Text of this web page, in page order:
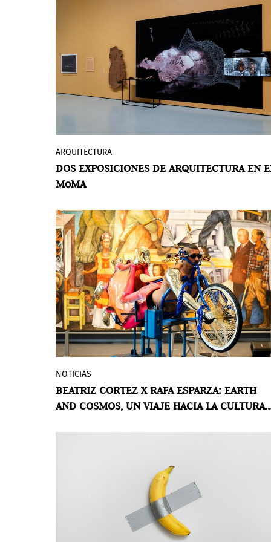
primera vez en la exposiciónUNDER THE
SUN, OVER THE EARTH
en CENTRAL FINE,
mostrando una vibrante exploración del
color y su resonancia emocional.
El Museo de Arte Moderno (MoMA)
presenta dos exposiciones que exploran
la relación evolutiva entre la arquitectura
tecnológicos. Estas exposiciones,Down to
Earth(Con los pies en la tierra) yThe City
May Now Scatter (La ciudad puede ahora
dipersarse), destacan enfoques
innovadores en el diseño y la
planificación.
ARQUITECTURA
DOS EXPOSICIONES DE ARQUITECTURA EN
MoMA
Art at Americas Society presentará la
exposición Beatriz Cortez x rafa esparza:
Earth and Cosmos (Beatriz Cortez × rafa
culturas de América; este nuevo enfoque
arroja luz sobre los diálogos e
intercambios que los artistas mantienen
con sus pares y compañeros, que influyen
profundamente y potencian su proceso
NOTICIAS
BEATRIZ CORTEZ X RAFA ESPARZA: EARTH
AND COSMOS, UN VIAJE HACIA LA CULTURA